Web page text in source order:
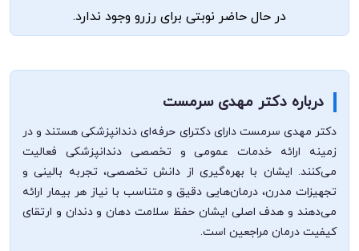
در حال حاضر نوبتی برای رزرو وجود ندارد.
درباره دکتر مهدی سرمست
دکتر مهدی سرمست دارای دکترای حرفه‌ای دندانپزشکی هستند و در
زمینه ارائه خدمات عمومی و تخصصی دندانپزشکی فعالیت
می‌کنند. ایشان با بهره‌گیری از دانش تخصصی، تجربه بالینی و
تجهیزات مدرن، درمان‌هایی دقیق و متناسب با نیاز هر بیمار ارائه
می‌دهند و هدف اصلی ایشان حفظ سلامت دهان و دندان و ارتقای
کیفیت درمان مراجعین است.